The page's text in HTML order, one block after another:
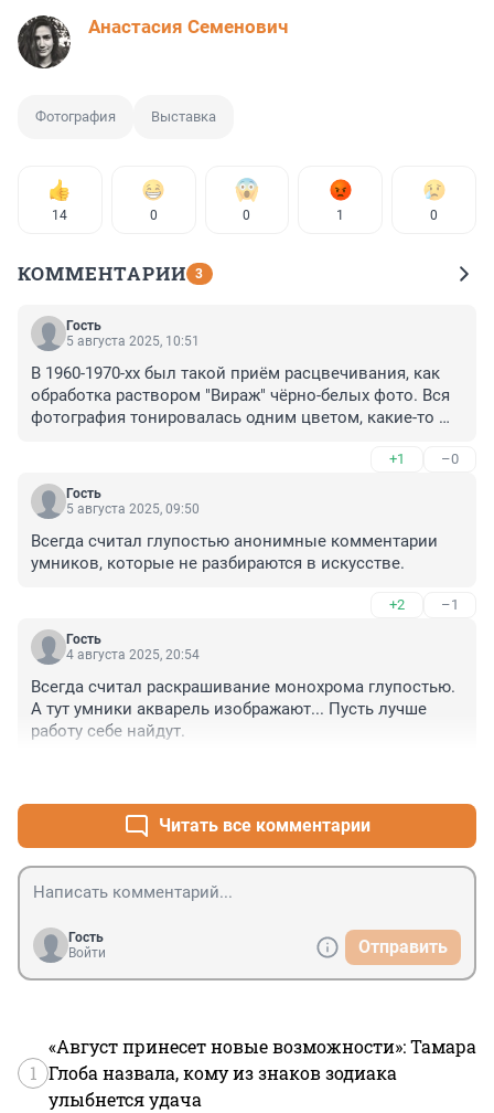
Анастасия Семенович
Фотография Выставка
14 0 0 1 0
КОММЕНТАРИИ 3
Гость
5 августа 2025, 10:51
В 1960-1970-хх был такой приём расцвечивания, как
обработка раствором "Вираж" чёрно-белых фото. Вся
фотография тонировалась одним цветом, какие-то
+1 –0
Гость
5 августа 2025, 09:50
Всегда считал глупостью анонимные комментарии
умников, которые не разбираются в искусстве.
+2 –1
Гость
4 августа 2025, 20:54
Всегда считал раскрашивание монохрома глупостью.
А тут умники акварель изображают... Пусть лучше
работу себе найдут.
Читать все комментарии
Гость
Войти
Отправить
1
«Август принесет новые возможности»: Тамара
Глоба назвала, кому из знаков зодиака
улыбнется удача